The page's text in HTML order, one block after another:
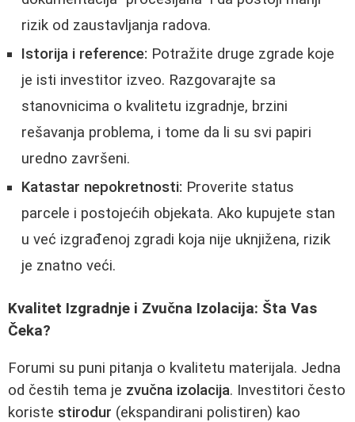
rizik od zaustavljanja radova.
Istorija i reference: Potražite druge zgrade koje
je isti investitor izveo. Razgovarajte sa
stanovnicima o kvalitetu izgradnje, brzini
rešavanja problema, i tome da li su svi papiri
uredno završeni.
Katastar nepokretnosti: Proverite status
parcele i postojećih objekata. Ako kupujete stan
u već izgrađenoj zgradi koja nije uknjižena, rizik
je znatno veći.
Kvalitet Izgradnje i Zvučna Izolacija: Šta Vas
Čeka?
Forumi su puni pitanja o kvalitetu materijala. Jedna
od čestih tema je zvučna izolacija. Investitori često
koriste stirodur (ekspandirani polistiren) kao